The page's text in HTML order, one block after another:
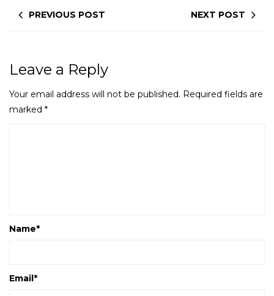
PREVIOUS POST NEXT POST
Leave a Reply
Your email address will not be published. Required fields are
marked *
Name*
Email*